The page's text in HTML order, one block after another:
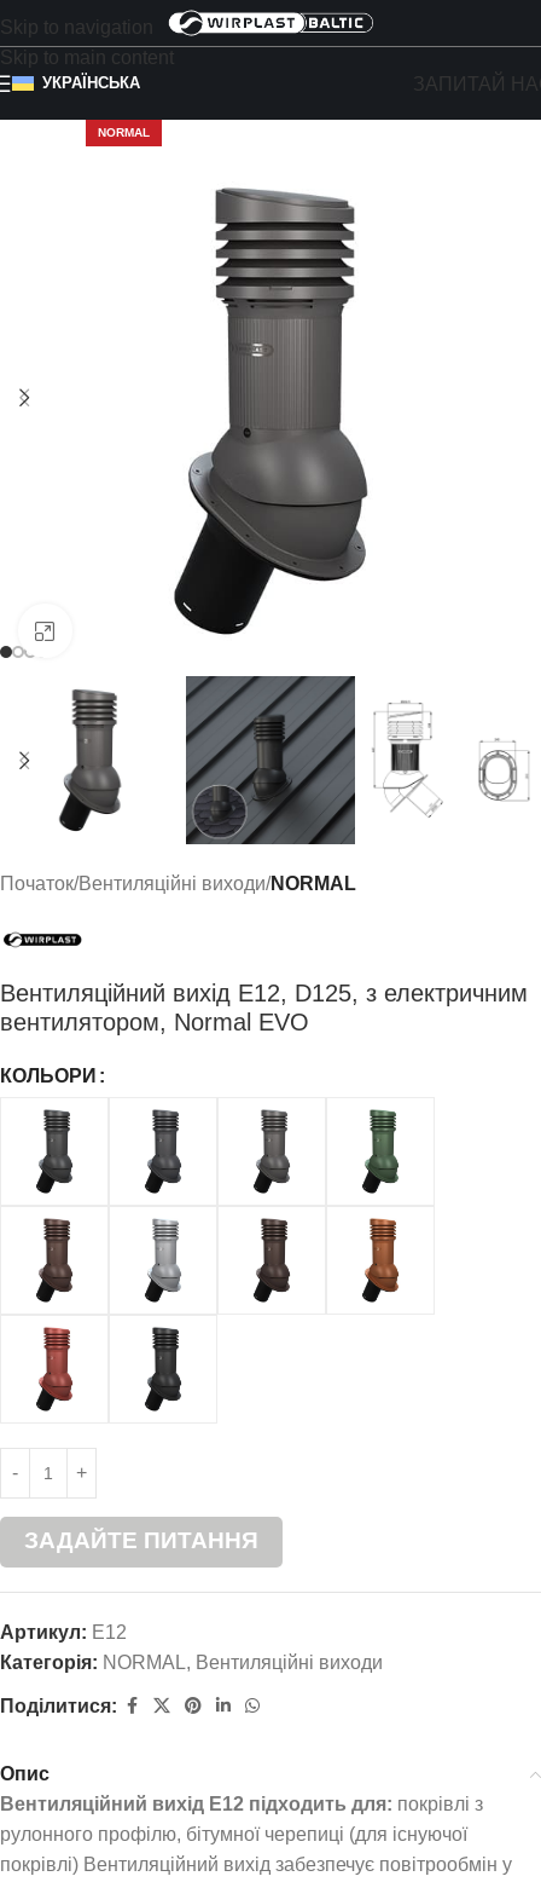
Skip to navigation
Skip to main content
УКРАЇНСЬКА ЗАПИТАЙ
NORMAL
Click to enlarge
Початок Вентиляційні виходи NORMAL
Вентиляційний вихід E12, D125, з електричним
вентилятором, Normal EVO
КОЛЬОРИ
ЗАДАЙТЕ ПИТАННЯ
Артикул: E12
Категорія: NORMAL, Вентиляційні виходи
Поділитися:
Опис
Вентиляційний вихід E12 підходить для: покрівлі з
рулонного профілю, бітумної черепиці (для існуючої
покрівлі) Вентиляційний вихід забезпечує повітрообмін у